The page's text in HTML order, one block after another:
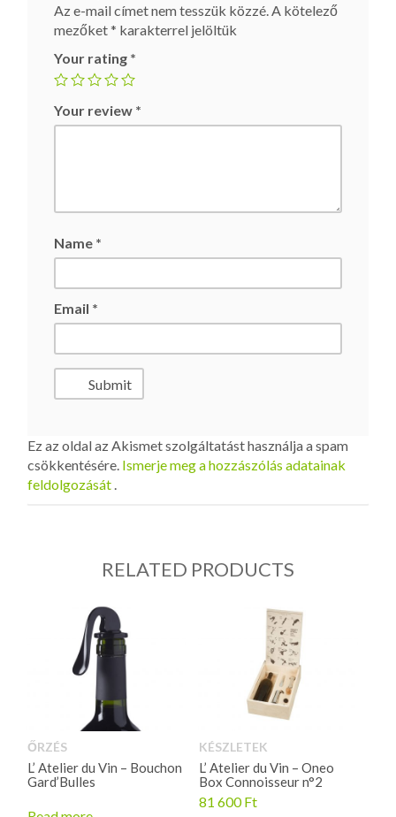
Az e-mail címet nem tesszük közzé. A kötelező
mezőket* karakterrel jelöltük
Your rating *
Your review *
Name *
Email *
Ez az oldal az Akismet szolgáltatást használja a spam
csökkentésére. Ismerje meg a hozzászólás adatainak
feldolgozását .
RELATED PRODUCTS
ŐRZÉS
L’ Atelier du Vin – Bouchon
Gard’Bulles
KÉSZLETEK
L’ Atelier du Vin – Oneo
Box Connoisseur n°2
81 600Ft